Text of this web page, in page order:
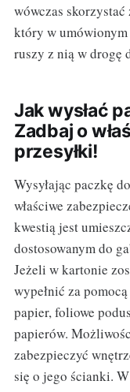
wówczas
który w
ruszy z nią w drogę
Jak wysłać
Zadbaj o
przesyłki!
Wysyłając paczkę
właściwe
kwestią jest
dostosowanym do
Jeżeli w kartonie
wypełnić za
papier, foliowe
papierów.
zabezpieczyć
się o jego ścianki.